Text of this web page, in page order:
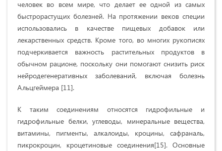
человек во всем мире, что делает ее одной из самых
быстрорастущих болезней. На протяжении веков специи
использовались в качестве пищевых добавок или
лекарственных средств. Кроме того, во многих рукописях
подчеркивается важность растительных продуктов в
обычном рационе, поскольку они помогают снизить риск
нейродегенеративных заболеваний, включая болезнь
Альцгеймера [11].
К таким соединениям относятся гидрофильные и
гидрофильные белки, углеводы, минеральные вещества,
витамины, пигменты, алкалоиды, кроцины, сафраналь,
пикрокроцин, кроцетиновые соединения[15]. Основные